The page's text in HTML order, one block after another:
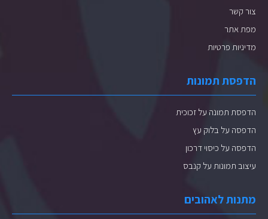
צור קשר
מפת אתר
מדיניות פרטיות
הדפסת תמונות
הדפסת תמונה על זכוכית
הדפסה על בלוק עץ
הדפסה על כיסוי דרכון
עיצוב תמונות על קנבס
מתנות לאהובים